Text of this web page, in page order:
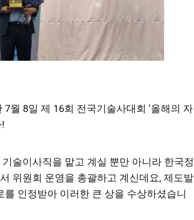
월 8일 제 16회 전국기술사대회 '올해의 자
술이사직을 맡고 계실 뿐만 아니라 한국정
위원회 운영을 총괄하고 계신데요, 제도발
인정받아 이러한 큰 상을 수상하셨습니